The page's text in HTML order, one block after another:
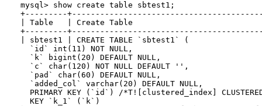
mysql> show create table sbtest1;
+---------
| Table   | Create Table
+---------
| sbtest1 | CREATE TABLE `sbtest1` (
  `id` int(11) NOT NULL,
  `k` bigint(20) DEFAULT NULL,
  `c` char(120) NOT NULL DEFAULT '',
  `pad` char(60) DEFAULT NULL,
  `added_col` varchar(20) DEFAULT NULL,
PRIMARY KEY (`id`) /*T![clustered_index]
  KEY `k_1` (`k`)